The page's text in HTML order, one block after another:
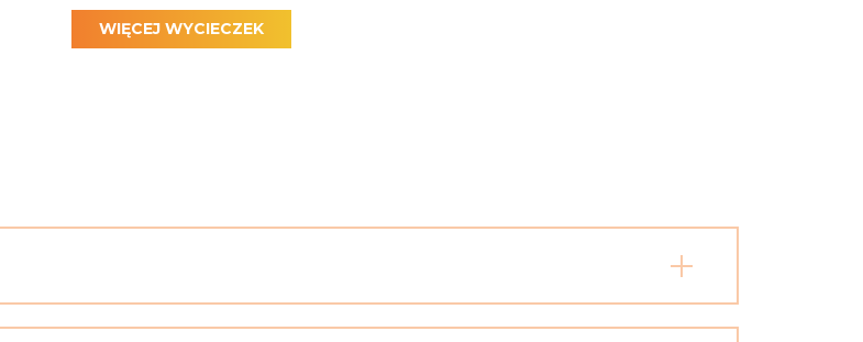
WIĘCEJ WYCIECZEK